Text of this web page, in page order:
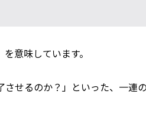
意味しています。
せるのか？」といった、一連